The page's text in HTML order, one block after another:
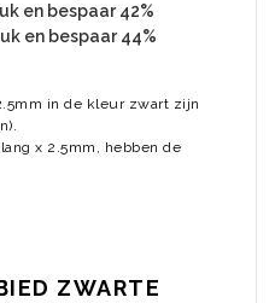
en bespaar 42%
en bespaar 44%
in de kleur zwart zijn
x 2.5mm, hebben de
ZWARTE